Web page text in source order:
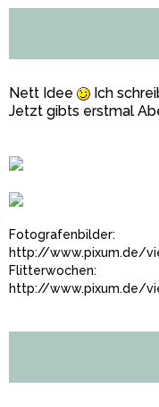
Nett Idee
Ich
Jetzt gibts erstmal
Fotografenbilder:
http://www.pixum.de/
Flitterwochen:
http://www.pixum.de/